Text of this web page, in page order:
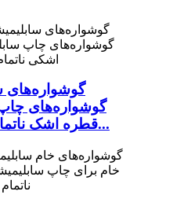
گوشواره‌های
گوشواره‌های
قطره اشک ناتمام با انتقال حرارت...